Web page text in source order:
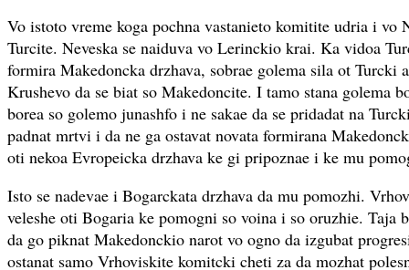
Vo istoto vreme koga pochna vastanieto komitite udria i vo
Turcite. Neveska se naiduva vo Lerinckio krai. Ka vidoa
formira Makedoncka drzhava, sobrae golema sila ot Turcki
Krushevo da se biat so Makedoncite. I tamo stana golema
borea so golemo junashfo i ne sakae da se pridadat na
padnat mrtvi i da ne ga ostavat novata formirana
oti nekoa Evropeicka drzhava ke gi pripoznae i ke mu
Isto se nadevae i Bogarckata drzhava da mu pomozhi.
veleshe oti Bogaria ke pomogni so voina i so oruzhie. Taja
da go piknat Makedonckio narot vo ogno da izgubat
ostanat samo Vrhoviskite komitcki cheti za da mozhat